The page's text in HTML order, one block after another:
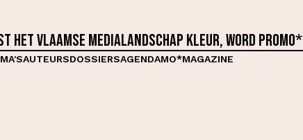
het Vlaamse medialandschap kleur, word proMO*
AUTEURSDOSSIERSAGENDAMO*MAGAZINE